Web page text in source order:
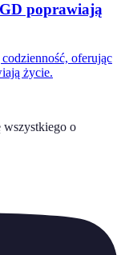
poprawiają
oferując
życie.
wszystkiego o